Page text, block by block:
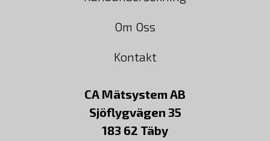
Om Oss
Kontakt
CA Mätsystem AB
Sjöflygvägen 35
183 62 Täby